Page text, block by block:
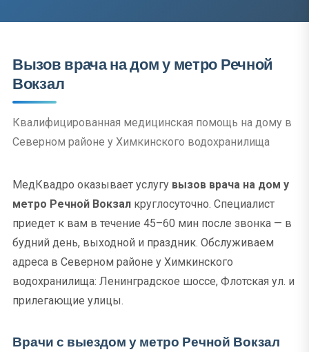
Вызов врача на дом у метро Речной
Вокзал
Квалифицированная медицинская помощь на дому в
Северном районе у Химкинского водохранилища
МедКвадро оказывает услугу вызов врача на дом у
метро Речной Вокзал круглосуточно. Специалист
приедет к вам в течение 45–60 мин после звонка — в
будний день, выходной и праздник. Обслуживаем
адреса в Северном районе у Химкинского
водохранилища: Ленинградское шоссе, Флотская ул. и
прилегающие улицы.
Врачи с выездом у метро Речной Вокзал